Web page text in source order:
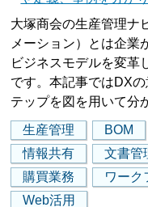
大塚商会の生産管理ナ
メーション）とは企業
ビジネスモデルを変革
です。本記事ではDX
テップを図を用いて分
生産管理 BOM
情報共有
文書管
購買業務
ワーク
Web活用